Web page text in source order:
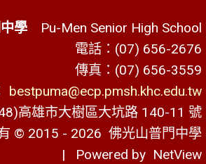
學 Pu-Men Senior High School
電話：(07) 656-2676
傳真：(07) 656-3559
bestpuma@ecp.pmsh.khc.edu.tw
高雄市大樹區大坑路 140-11 號
© 2015 - 2026 佛光山普門中學
| Powered by NetView